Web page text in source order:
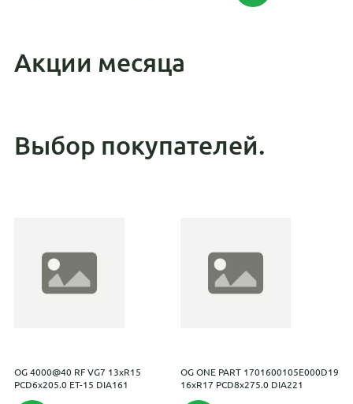
Акции месяца
Выбор покупателей.
OG 4000@40 RF VG7 13xR15
PCD6x205.0 ET-15 DIA161
OG ONE PART 1701600105E000D19
16xR17 PCD8x275.0 DIA221